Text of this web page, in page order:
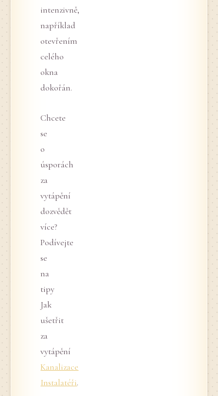
intenzivně,
například
otevřením
celého
okna
dokořán.
Chcete
se
o
úsporách
za
vytápění
dozvědět
více?
Podívejte
se
na
tipy
Jak
ušetřit
za
vytápění
Kanalizace
Instalatéři.